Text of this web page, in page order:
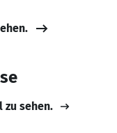
zu sehen.